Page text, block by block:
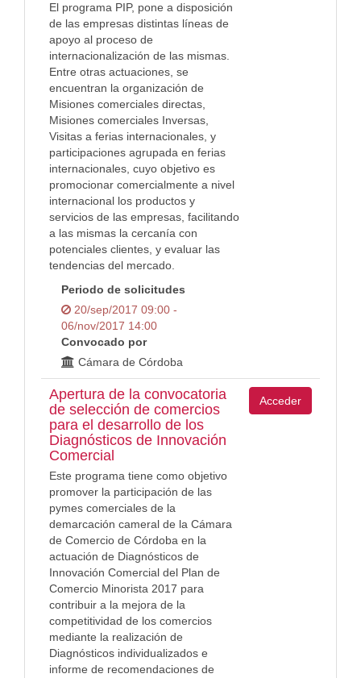
El programa PIP, pone a disposición
de las empresas distintas líneas de
apoyo al proceso de
internacionalización de las mismas.
Entre otras actuaciones, se
encuentran la organización de
Misiones comerciales directas,
Misiones comerciales Inversas,
Visitas a ferias internacionales, y
participaciones agrupada en ferias
internacionales, cuyo objetivo es
promocionar comercialmente a nivel
internacional los productos y
servicios de las empresas, facilitando
a las mismas la cercanía con
potenciales clientes, y evaluar las
tendencias del mercado.
Periodo de solicitudes
20/sep/2017 09:00 -
06/nov/2017 14:00
Convocado por
Cámara de Córdoba
Apertura de la convocatoria
de selección de comercios
para el desarrollo de los
Diagnósticos de Innovación
Comercial
Este programa tiene como objetivo
promover la participación de las
pymes comerciales de la
demarcación cameral de la Cámara
de Comercio de Córdoba en la
actuación de Diagnósticos de
Innovación Comercial del Plan de
Comercio Minorista 2017 para
contribuir a la mejora de la
competitividad de los comercios
mediante la realización de
Diagnósticos individualizados e
informe de recomendaciones de
Acceder